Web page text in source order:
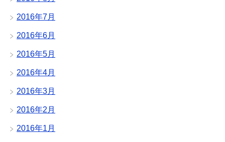
2016年7月
2016年6月
2016年5月
2016年4月
2016年3月
2016年2月
2016年1月